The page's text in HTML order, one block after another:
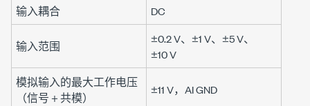
输入耦合
DC
输入范围
±0.2 V、 ±1 V、 ±5 V、
±10 V
模拟输入的最大工作电压
（信号 +共模）
±11 V，AI GND